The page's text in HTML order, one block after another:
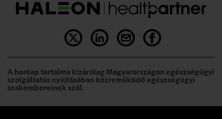
A honlap tartalma kizárólag Magyarországon egészségügyi
szolgáltatás nyújtásában közreműködő egészségügyi
szakembereinek szól.